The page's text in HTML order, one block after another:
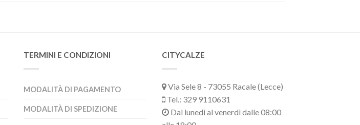
TERMINI E CONDIZIONI
MODALITÀ DI PAGAMENTO
MODALITÀ DI SPEDIZIONE
CITYCALZE
Via Sele 8 - 73055 Racale (Lecce)
Tel.: 329 9110631
Dal lunedì al venerdì dalle 08:00